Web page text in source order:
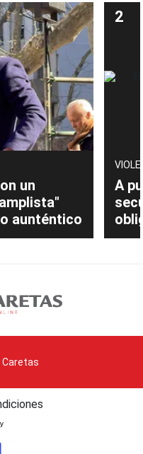
un
aunténtico
A
Caretas